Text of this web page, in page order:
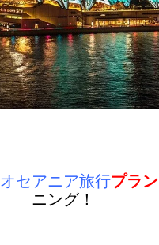
オセアニア旅行プラン
ニング！